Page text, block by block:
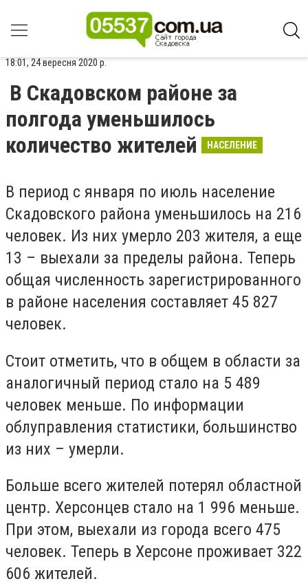
18:01, 24 вересня 2020 р.
В Скадовском районе за
полгода уменьшилось
количество жителей
НАСЕЛЕНИЕ
В период с января по июль население
Скадовского района уменьшилось на 216
человек. Из них умерло 203 жителя, а еще
13 – выехали за пределы района. Теперь
общая численность зарегистрированного
в районе населения составляет 45 827
человек.
Стоит отметить, что в общем в области за
аналогичный период стало на 5 489
человек меньше. По информации
облуправления статистики, большинство
из них – умерли.
Больше всего жителей потерял областной
центр. Херсонцев стало на 1 996 меньше.
При этом, выехали из города всего 475
человек. Теперь в Херсоне проживает 322
606 жителей.